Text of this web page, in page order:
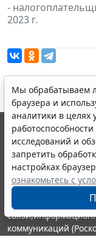
-
2023 г.
Мы обрабатываем
браузера и
аналитики в целях
исследований и
запретить
настройках
ознакомьтесь с
© ООО "НПП
выпускается с
являются
информации ГАРАНТ.
Портал ГАРАНТ.РУ
издания
коммуникаций